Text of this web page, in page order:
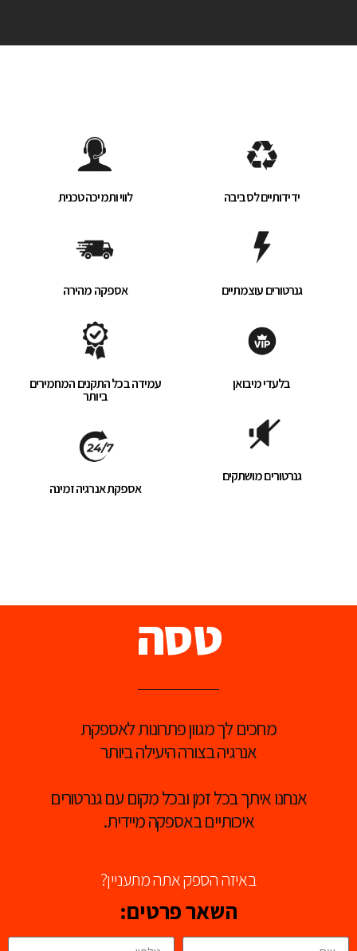
ידידותיים לסביבה
גנרטורים עוצמתיים
לווי ותמיכה טכנית​
אספקה מהירה
בלעדי מיבואן
גנרטורים מושתקים
עמידה בכל התקנים המחמירים
ביותר
אספקת אנרגיה זמינה
טסה
מחכים לך מגוון פתרונות לאספקת
אנרגיה בצורה היעילה ביותר
אנחנו איתך בכל זמן ובכל מקום עם גנרטורים
איכותיים באספקה מיידית.
באיזה הספק אתה מתעניין?
השאר פרטים: